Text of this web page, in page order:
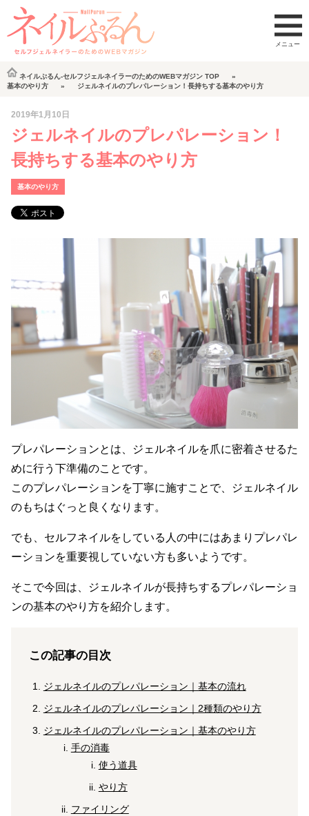
ネイルぷるん-セルフジェルネイラーのためのWEBマガジン TOP
基本のやり方
ジェルネイルのプレパレーション！長持ちする基本のやり方
2019年1月10日
ジェルネイルのプレパレーション！
長持ちする基本のやり方
基本のやり方
プレパレーションとは、ジェルネイルを爪に密着させるた
めに行う下準備のことです。
このプレパレーションを丁寧に施すことで、ジェルネイル
のもちはぐっと良くなります。
でも、セルフネイルをしている人の中にはあまりプレパレ
ーションを重要視していない方も多いようです。
そこで今回は、ジェルネイルが長持ちするプレパレーショ
ンの基本のやり方を紹介します。
この記事の目次
ジェルネイルのプレパレーション｜基本の流れ
ジェルネイルのプレパレーション｜2種類のやり方
ジェルネイルのプレパレーション｜基本のやり方
手の消毒
使う道具
やり方
ファイリング